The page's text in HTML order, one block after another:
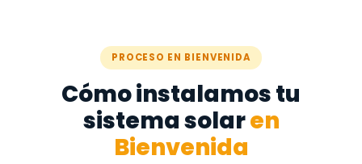
PROCESO EN BIENVENIDA
Cómo instalamos tu
sistema solaren
Bienvenida